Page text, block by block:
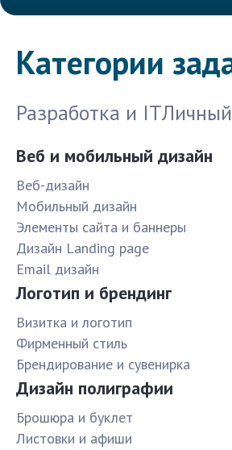
Категории
Разработка и IT
Веб и мобильный дизайн
Веб-дизайн
Мобильный дизайн
Элементы сайта и баннеры
Дизайн Landing page
Email дизайн
Логотип и брендинг
Визитка и логотип
Фирменный стиль
Брендирование и сувенирка
Дизайн полиграфии
Брошюра и буклет
Листовки и афиши